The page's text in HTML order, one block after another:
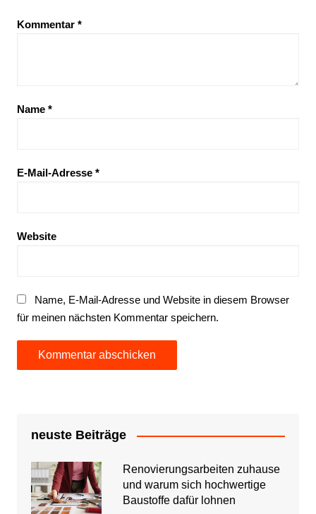
Kommentar *
Name *
E-Mail-Adresse *
Website
Name, E-Mail-Adresse und Website in diesem Browser
für meinen nächsten Kommentar speichern.
neuste Beiträge
Renovierungsarbeiten zuhause
und warum sich hochwertige
Baustoffe dafür lohnen